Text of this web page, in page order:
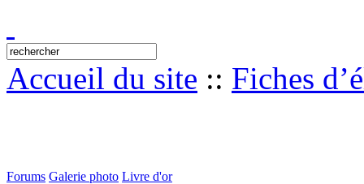
Accueil du site :: Fiches
Forums Galerie photo Livre d'or